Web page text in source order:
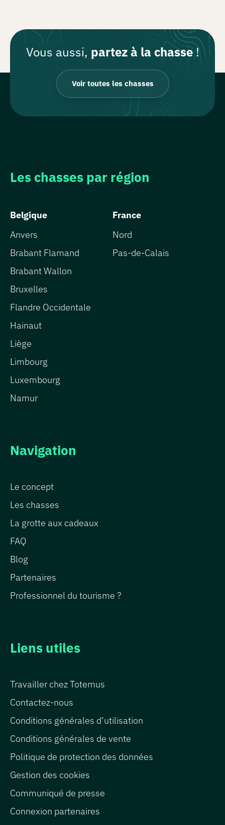
Vous aussi, partez à la chasse!
Voir toutes les chasses
Navigation
Le concept
Les chasses
La grotte aux cadeaux
FAQ
Blog
Partenaires
Professionnel du tourisme ?
Les chasses par région
Belgique
Anvers
Brabant Flamand
Brabant Wallon
Bruxelles
Flandre Occidentale
Hainaut
Liège
Limbourg
Luxembourg
Namur
France
Nord
Pas-de-Calais
Liens utiles
Travailler chez Totemus
Contactez-nous
Conditions générales d’utilisation
Conditions générales de vente
Politique de protection des données
Gestion des cookies
Communiqué de presse
Connexion partenaires